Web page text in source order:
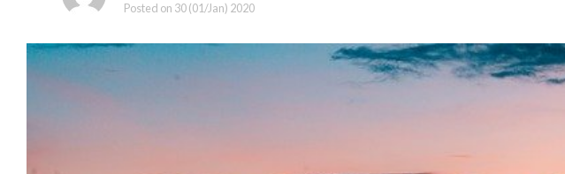
Posted on 30 (01/Jan) 2020